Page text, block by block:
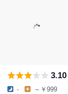
3.10
- ～￥999